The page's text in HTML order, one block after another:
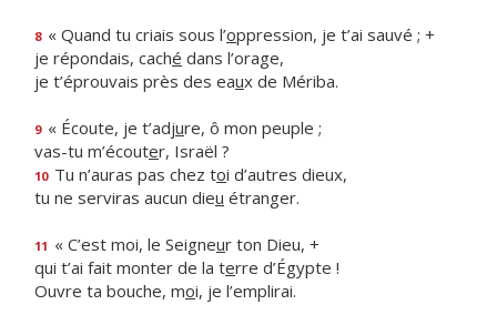
8 « Quand tu criais sous l’oppression, je t’ai sauvé ; +
je répondais, caché dans l’orage,
je t’éprouvais près des eaux de Mériba.
9 « Écoute, je t’adjure, ô mon peuple ;
vas-tu m’écouter, Israël ?
10 Tu n’auras pas chez toi d’autres dieux,
tu ne serviras aucun dieu étranger.
11 « C’est moi, le Seigneur ton Dieu, +
qui t’ai fait monter de la terre d’Égypte !
Ouvre ta bouche, moi, je l’emplirai.